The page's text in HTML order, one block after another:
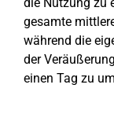
gesamte
während die
der
einen Tag zu